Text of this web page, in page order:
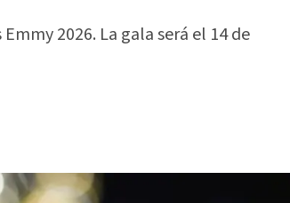
2026. La gala será el 14 de